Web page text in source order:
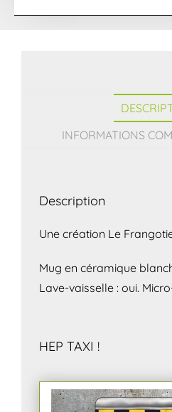
INFORMATIONS
Description
Une création Le
Mug en céramique
Lave-vaisselle : oui.
HEP TAXI !